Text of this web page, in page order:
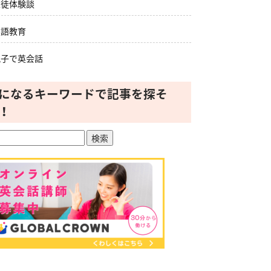
体験談
教育
で英会話
なるキーワードで記事を探そ